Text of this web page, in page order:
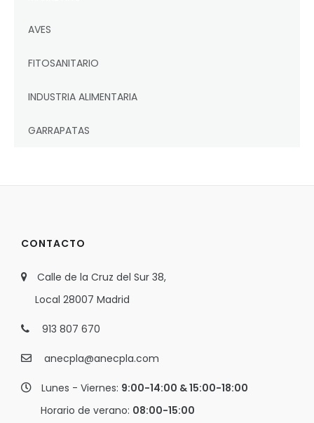
AVES
FITOSANITARIO
INDUSTRIA ALIMENTARIA
GARRAPATAS
CONTACTO
Calle de la Cruz del Sur 38,
Local 28007 Madrid
913 807 670
anecpla@anecpla.com
Lunes - Viernes: 9:00-14:00 & 15:00-18:00
Horario de verano: 08:00-15:00